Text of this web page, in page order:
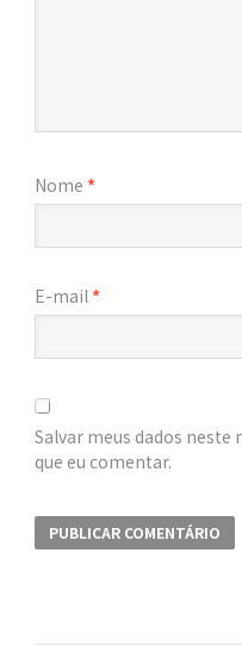
Nome *
E-mail *
Salvar meus dados neste
que eu comentar.